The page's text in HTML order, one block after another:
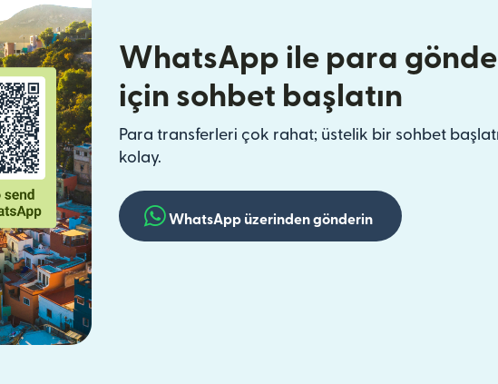
WhatsApp ile para
için sohbet başlatın
Para transferleri çok rahat; üstelik bir sohbet
kolay.
WhatsApp üzerinden gönderin